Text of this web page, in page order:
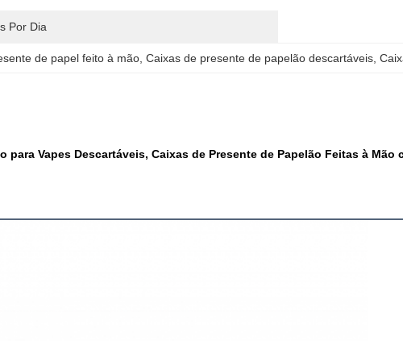
Por Dia
de papel feito à mão Caixas de presente de papelão descartáveis
para Vapes Descartáveis, Caixas de Presente de Papelão Feitas à